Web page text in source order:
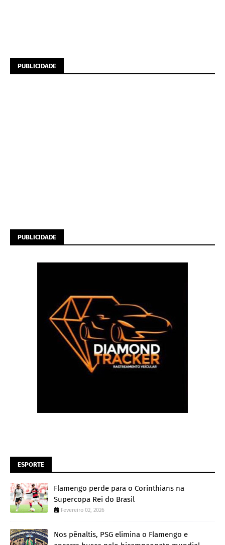
PUBLICIDADE
PUBLICIDADE
ESPORTE
Flamengo perde para o Corinthians na
Supercopa Rei do Brasil
Fevereiro 02, 2026
Nos pênaltis, PSG elimina o Flamengo e